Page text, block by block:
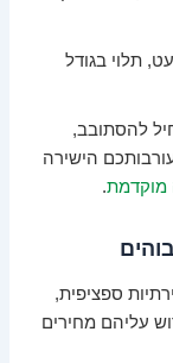
תלוי בגודל
להסתובב,
הישירה
מוקדמת.
ספציפית,
עליהם מחירים